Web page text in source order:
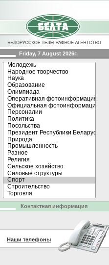
Friday, 7 August 2026г.
Контактная информация
Наши телефоны